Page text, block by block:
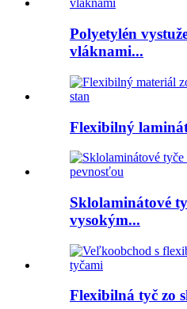
Polyetylén
vláknami...
Flexibilný
Sklolaminátové
vysokým...
Flexibilná tyč zo